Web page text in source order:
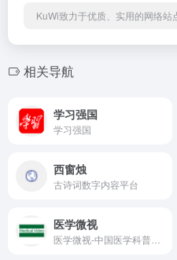
KuWi致力于优质、实用的网络站
相关导航
学习强国
学习强国
西窗烛
古诗词数字内容平台
医学微视